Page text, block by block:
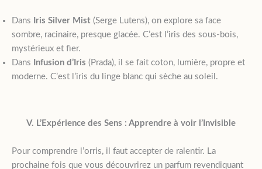
Dans Iris Silver Mist (Serge Lutens), on explore sa face
sombre, racinaire, presque glacée. C’est l’iris des sous-bois,
mystérieux et fier.
Dans
Infusion d’Iris (Prada), il se fait coton, lumière, propre et
moderne. C’est l’iris du linge blanc qui sèche au soleil.
V. L’Expérience des Sens : Apprendre à voir l’Invisible
Pour comprendre l’orris, il faut accepter de ralentir. La
prochaine fois que vous découvrirez un parfum revendiquant